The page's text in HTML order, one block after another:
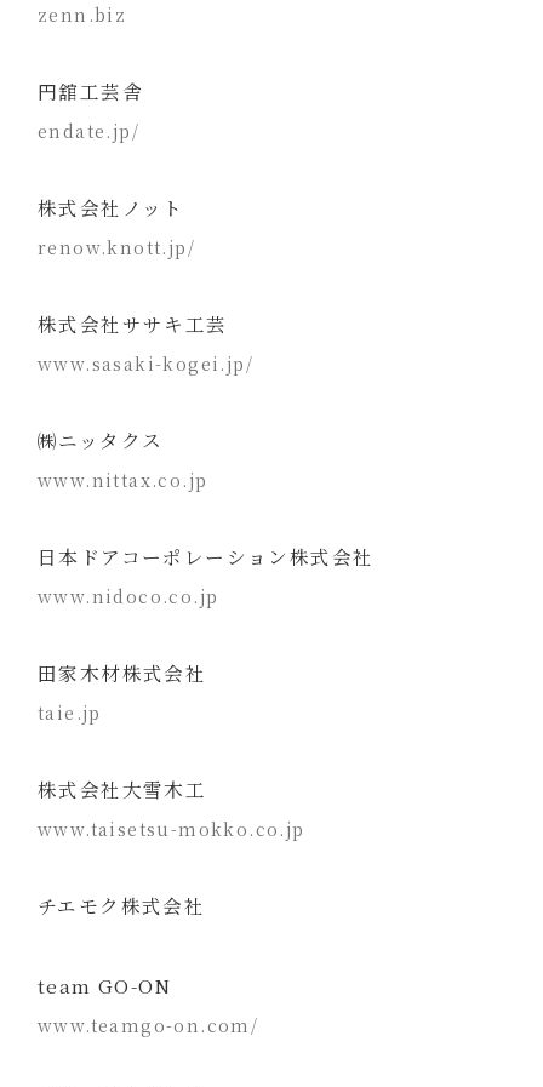
zenn.biz
円舘工芸舎
endate.jp/
株式会社ノット
renow.knott.jp/
株式会社ササキ工芸
www.sasaki-kogei.jp/
㈱ニッタクス
www.nittax.co.jp
日本ドアコーポレーション株式会社
www.nidoco.co.jp
田家木材株式会社
taie.jp
株式会社大雪木工
www.taisetsu-mokko.co.jp
チエモク株式会社
team GO-ON
www.teamgo-on.com/